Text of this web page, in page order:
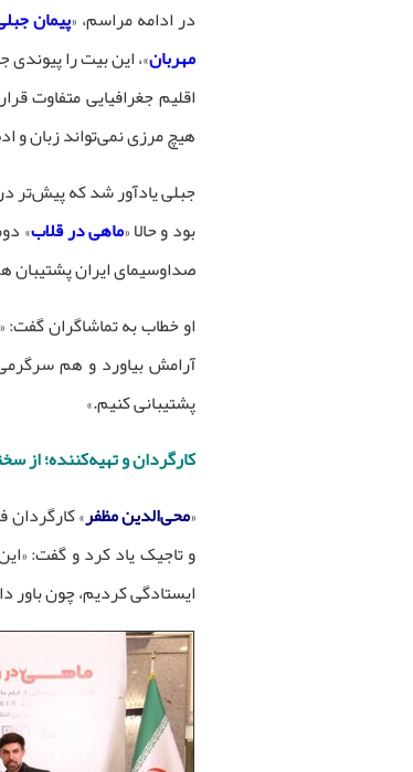
در ادامه مراسم، «پیمان
مهربان»، این بیت را
اقلیم جغرافیایی متفاوت
هیچ مرزی نمی‌تواند زبان و
جبلی یادآور شد که پیش‌تر
بود و حالا «ماهی در قلاب»
صداوسیمای ایران پشتیبان
او خطاب به تماشاگران
آرامش بیاورد و هم
پشتیبانی کنیم.»
کارگردان و تهیه‌کننده؛ از
«محی‌الدین مظفر» کارگردان
و تاجیک یاد کرد و گفت:
ایستادگی کردیم، چون باور